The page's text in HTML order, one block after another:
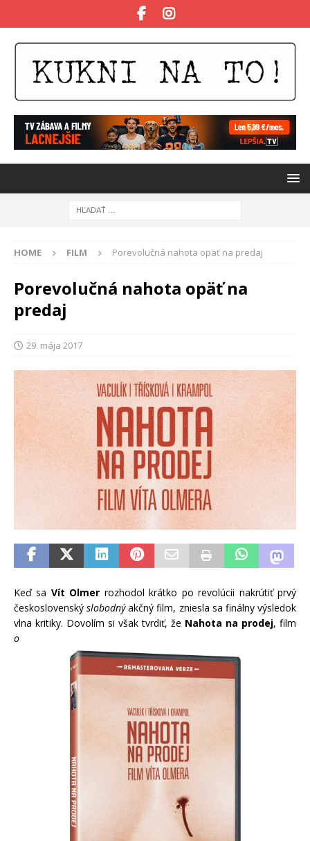
HOME FILM Porevolučná nahota opäť na predaj
Porevolučná nahota opäť na
predaj
29. mája 2017
Keď sa Vít Olmer rozhodol krátko po revolúcii nakrútiť prvý
československýslobodnýakčný film, zniesla sa finálny výsledok
vlna kritiky. Dovolím si však tvrdiť, že Nahota na prodej, film
o